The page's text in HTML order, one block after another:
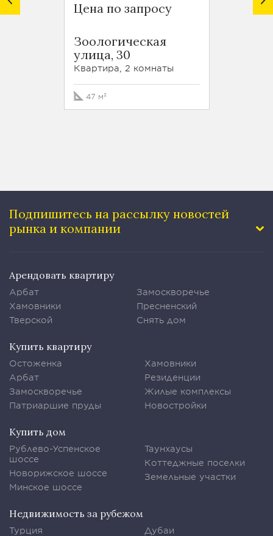
Цена по запросу
Зоологическая
улица, 30
Квартира, 2 комнаты
47 м²
Подпишитесь на рассылку новостей
рынка и компании
Арендовать квартиру
Арбат
Хамовники
Тверской
Замоскворечье
Пресненский
Снять дом
Купить квартиру
Остоженка
Арбат
Замоскворечье
Патриаршие пруды
Хамовники
Резиденции
Жилые комплексы
Новостройки
Купить дом
Рублево-Успенское
шоссе
Новорижское шоссе
Минское шоссе
Таунхаусы
Коттеджные поселки
Земельные участки
Недвижимость за рубежом
Турция
Дубаи